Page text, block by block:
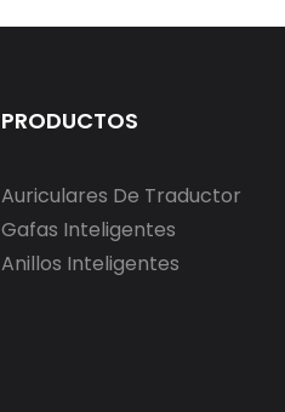
PRODUCTOS
Auriculares De Traductor
Gafas Inteligentes
Anillos Inteligentes